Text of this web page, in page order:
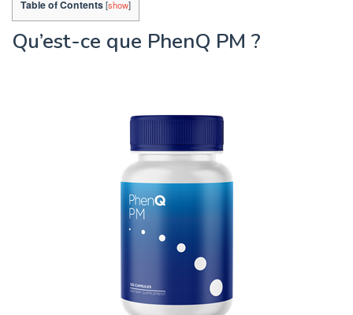
Table of Contents[show]
Qu’est-ce que PhenQ PM ?